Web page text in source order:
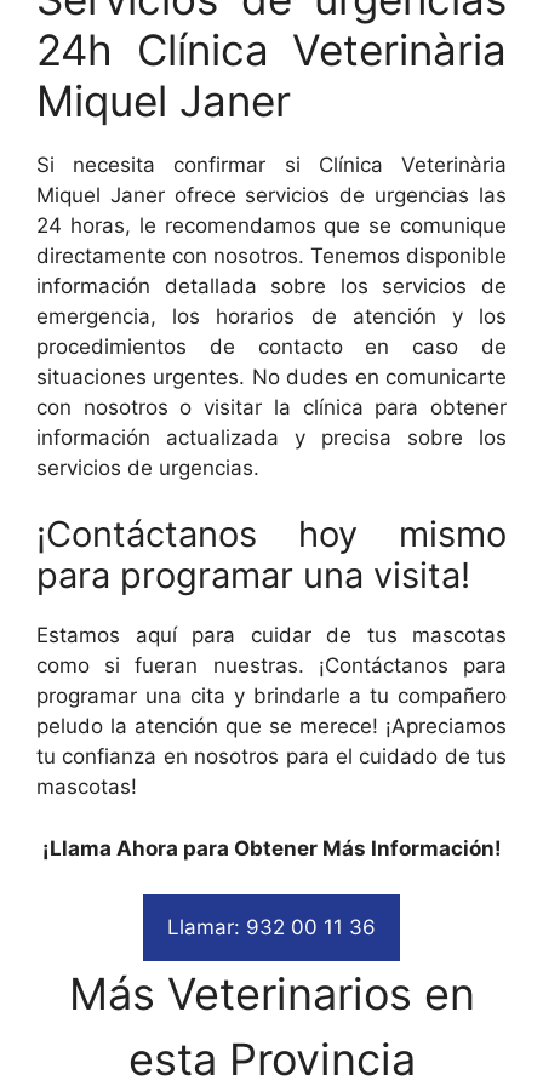
24h Clínica Veterinària
Miquel Janer
Si necesita confirmar si Clínica Veterinària
Miquel Janer ofrece servicios de urgencias las
24 horas, le recomendamos que se comunique
directamente con nosotros. Tenemos disponible
información detallada sobre los servicios de
emergencia, los horarios de atención y los
procedimientos de contacto en caso de
situaciones urgentes. No dudes en comunicarte
con nosotros o visitar la clínica para obtener
información actualizada y precisa sobre los
servicios de urgencias.
¡Contáctanos hoy mismo
para programar una visita!
Estamos aquí para cuidar de tus mascotas
como si fueran nuestras. ¡Contáctanos para
programar una cita y brindarle a tu compañero
peludo la atención que se merece! ¡Apreciamos
tu confianza en nosotros para el cuidado de tus
mascotas!
¡Llama Ahora para Obtener Más Información!
Llamar: 932 00 11 36
Más Veterinarios en
esta Provincia